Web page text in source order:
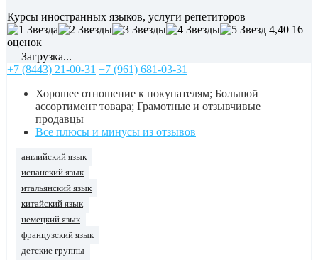
Курсы иностранных языков, услуги репетиторов
4,40 16
оценок
Загрузка...
+7 (8443) 21-00-31 +7 (961) 681-03-31
Хорошее отношение к покупателям; Большой
ассортимент товара; Грамотные и отзывчивые
продавцы
Все плюсы и минусы из отзывов
английский язык
испанский язык
итальянский язык
китайский язык
немецкий язык
французский язык
детские группы